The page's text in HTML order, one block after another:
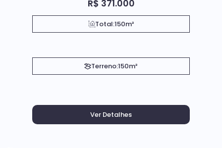
R$ 371.000
Total:150m²
Terreno:150m²